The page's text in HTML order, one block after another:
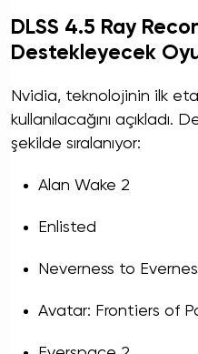
DLSS 4.5 Ray
Destekleyecek
Nvidia, teknolojinin ilk
kullanılacağını açıkladı.
şekilde sıralanıyor:
Alan Wake 2
Enlisted
Neverness to
Avatar: Frontiers of